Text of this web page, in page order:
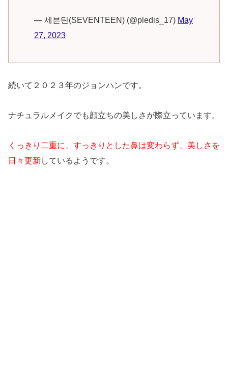
— 세븐틴(SEVENTEEN) (@pledis_17) May
27, 2023
続いて２０２３年のジョンハンです。
ナチュラルメイクでも顔立ちの美しさが際立っています。
くっきり二重に、すっきりとした鼻は変わらず、美しさを
日々更新しているようです。